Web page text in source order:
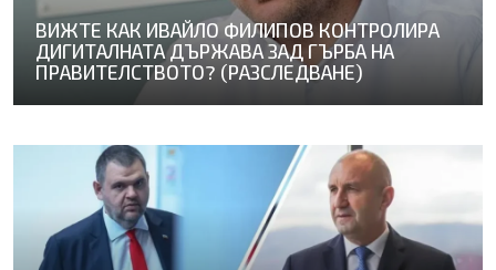
ВИЖТЕ КАК ИВАЙЛО ФИЛИПОВ КОНТРОЛИРА
ДИГИТАЛНАТА ДЪРЖАВА ЗАД ГЪРБА НА
ПРАВИТЕЛСТВОТО? (РАЗСЛЕДВАНЕ)